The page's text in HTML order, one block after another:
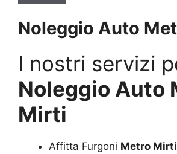
Noleggio Auto
I nostri servizi
Noleggio Auto
Mirti
Affitta Furgoni Metro Mirti